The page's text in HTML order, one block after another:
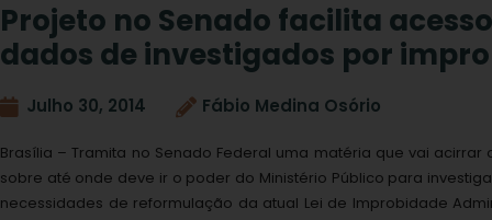
Projeto no Senado facilita
dados de investigados por
Julho 30, 2014 Fábio Medina Osório
Brasília – Tramita no Senado Federal uma matéria que vai acirrar
sobre até onde deve ir o poder do Ministério Público para
necessidades de reformulação da atual Lei de Improbidade